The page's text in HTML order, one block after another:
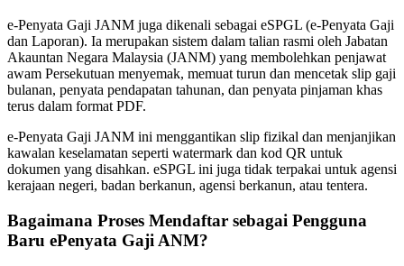
e‑Penyata Gaji JANM juga dikenali sebagai eSPGL (e‑Penyata Gaji
dan Laporan). Ia merupakan sistem dalam talian rasmi oleh Jabatan
Akauntan Negara Malaysia (JANM) yang membolehkan penjawat
awam Persekutuan menyemak, memuat turun dan mencetak slip gaji
bulanan, penyata pendapatan tahunan, dan penyata pinjaman khas
terus dalam format PDF.
e‑Penyata Gaji JANM ini menggantikan slip fizikal dan menjanjikan
kawalan keselamatan seperti watermark dan kod QR untuk
dokumen yang disahkan. eSPGL ini juga tidak terpakai untuk agensi
kerajaan negeri, badan berkanun, agensi berkanun, atau tentera.
Bagaimana Proses Mendaftar sebagai Pengguna
Baru ePenyata Gaji ANM?